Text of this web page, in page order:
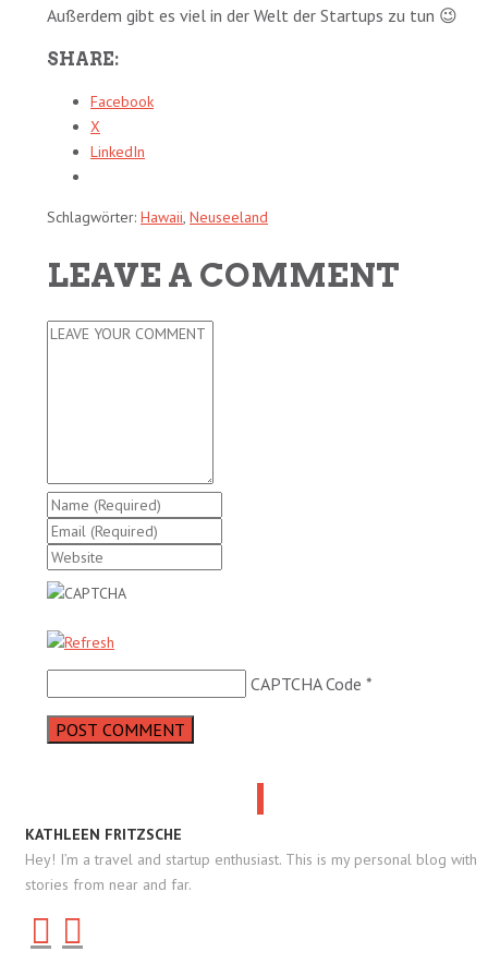
Außerdem gibt es viel in der Welt der Startups zu tun 😉
SHARE:
Facebook
X
LinkedIn
Schlagwörter: Hawaii, Neuseeland
LEAVE A COMMENT
CAPTCHA Code *
KATHLEEN FRITZSCHE
Hey! I’m a travel and startup enthusiast. This is my personal blog with
stories from near and far.